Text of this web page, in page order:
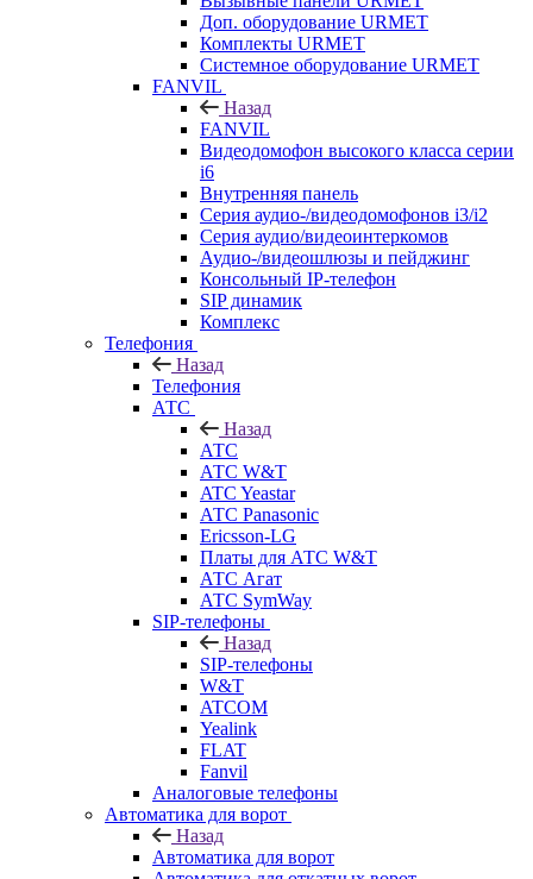
Доп. оборудование URMET
Комплекты URMET
Системное оборудование URMET
FANVIL
Назад
FANVIL
Видеодомофон высокого класса серии
i6
Внутренняя панель
Серия аудио-/видеодомофонов i3/i2
Серия аудио/видеоинтеркомов
Аудио-/видеошлюзы и пейджинг
Консольный IP-телефон
SIP динамик
Комплекс
Телефония
Назад
Телефония
АТС
Назад
АТС
АТС W&T
ATC Yeastar
АТС Panasonic
Ericsson-LG
Платы для АТС W&T
АТС Агат
АТС SymWay
SIP-телефоны
Назад
SIP-телефоны
W&T
ATCOM
Yealink
FLAT
Fanvil
Аналоговые телефоны
Автоматика для ворот
Назад
Автоматика для ворот